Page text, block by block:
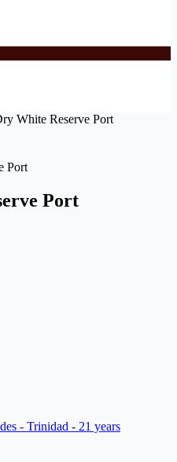
White Reserve Port
Port